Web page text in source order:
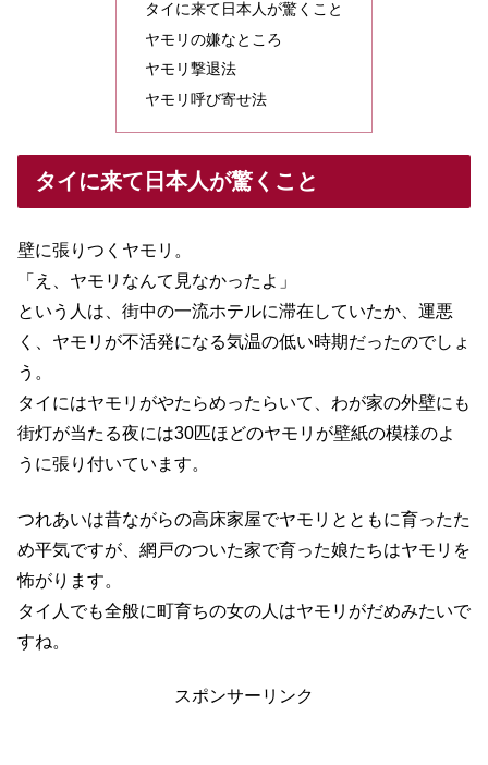
タイに来て日本人が驚くこと
ヤモリの嫌なところ
ヤモリ撃退法
ヤモリ呼び寄せ法
タイに来て日本人が驚くこと
壁に張りつくヤモリ。
「え、ヤモリなんて見なかったよ」
という人は、街中の一流ホテルに滞在していたか、運悪
く、ヤモリが不活発になる気温の低い時期だったのでしょ
う。
タイにはヤモリがやたらめったらいて、わが家の外壁にも
街灯が当たる夜には30匹ほどのヤモリが壁紙の模様のよ
うに張り付いています。
つれあいは昔ながらの高床家屋でヤモリとともに育ったた
め平気ですが、網戸のついた家で育った娘たちはヤモリを
怖がります。
タイ人でも全般に町育ちの女の人はヤモリがだめみたいで
すね。
スポンサーリンク